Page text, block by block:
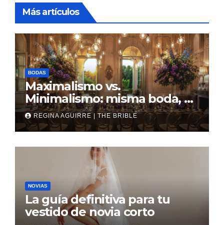
Más artículos
BODAS
Maximalismo vs.
Minimalismo: misma boda, al
revés
REGINA AGUIRRE | THE BRIBLE
NOVIAS
La guía definitiva para tu
vestido de novia corto